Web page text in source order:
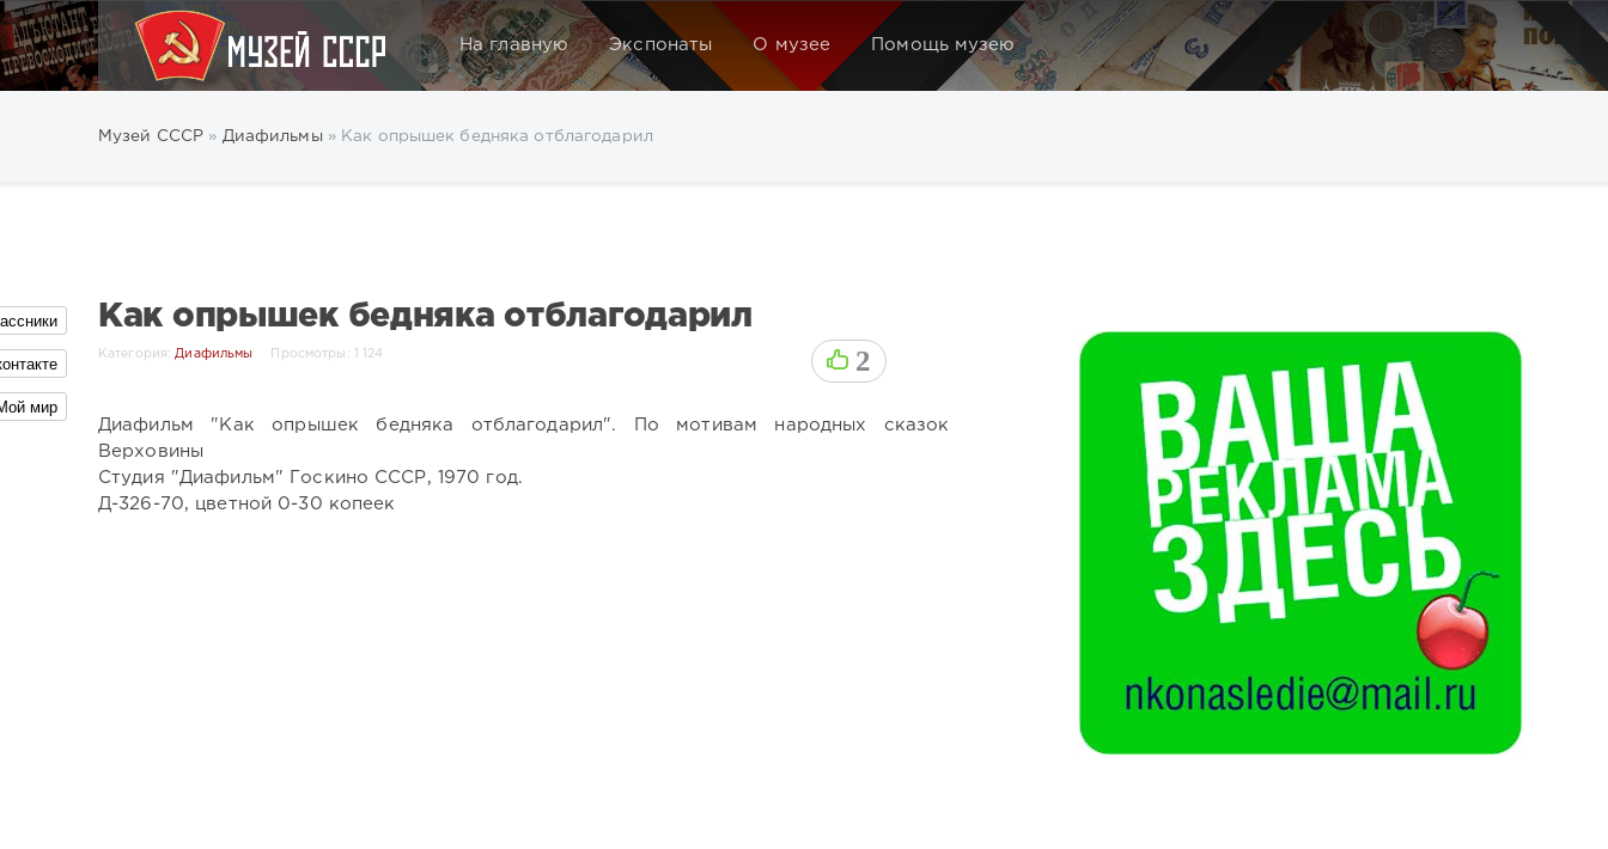
Искать
На главную Экспонаты О музее Помощь музею
Музей СССР » Диафильмы » Как опрышек бедняка отблагодарил
мир
Как опрышек бедняка отблагодарил
2
Категория:Диафильмы Просмотры: 1 124
Диафильм "Как опрышек бедняка отблагодарил". По мотивам народных сказок
Верховины
Студия "Диафильм" Госкино СССР, 1970 год.
Д-326-70, цветной 0-30 копеек